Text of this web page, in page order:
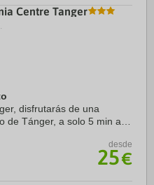
Centre Tanger
disfrutarás de una
de Tánger, a solo 5 min a
desde
25€